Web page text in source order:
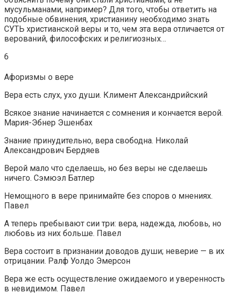
мусульманами, например? Для того, чтобы ответить на
подобные обвинения, христианину необходимо знать
СУТЬ христианской веры и то, чем эта вера отличается от
верований, философских и религиозных…
6
Афоризмы о вере
Вера есть слух, ухо души. Климент Александрийский
Всякое знание начинается с сомнения и кончается верой.
Мария-Эбнер Эшенбах
Знание принудительно, вера свободна. Николай
Александрович Бердяев
Верой мало что сделаешь, но без веры не сделаешь
ничего. Сэмюэл Батлер
Немощного в вере принимайте без споров о мнениях.
Павел
А теперь пребывают сии три: вера, надежда, любовь, но
любовь из них больше. Павел
Вера состоит в признании доводов души; неверие — в их
отрицании. Ралф Уолдо Эмерсон
Вера же есть осуществление ожидаемого и уверенность
в невидимом. Павел